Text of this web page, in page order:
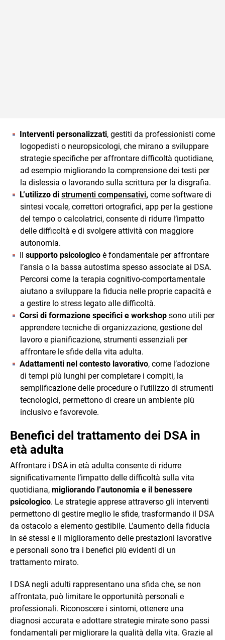
Interventi personalizzati, gestiti da professionisti come
logopedisti o neuropsicologi, che mirano a sviluppare
strategie specifiche per affrontare difficoltà quotidiane,
ad esempio migliorando la comprensione dei testi per
la dislessia o lavorando sulla scrittura per la disgrafia.
L’utilizzo di strumenti compensativi, come software di
sintesi vocale, correttori ortografici, app per la gestione
del tempo o calcolatrici, consente di ridurre l’impatto
delle difficoltà e di svolgere attività con maggiore
autonomia.
Il supporto psicologico è fondamentale per affrontare
l’ansia o la bassa autostima spesso associate ai DSA.
Percorsi come la terapia cognitivo-comportamentale
aiutano a sviluppare la fiducia nelle proprie capacità e
a gestire lo stress legato alle difficoltà.
Corsi di formazione specifici e workshop sono utili per
apprendere tecniche di organizzazione, gestione del
lavoro e pianificazione, strumenti essenziali per
affrontare le sfide della vita adulta.
Adattamenti nel contesto lavorativo, come l’adozione
di tempi più lunghi per completare i compiti, la
semplificazione delle procedure o l’utilizzo di strumenti
tecnologici, permettono di creare un ambiente più
inclusivo e favorevole.
Benefici del trattamento dei DSA in
età adulta
Affrontare i DSA in età adulta consente di ridurre
significativamente l’impatto delle difficoltà sulla vita
quotidiana, migliorando l’autonomia e il benessere
psicologico. Le strategie apprese attraverso gli interventi
permettono di gestire meglio le sfide, trasformando il DSA
da ostacolo a elemento gestibile. L’aumento della fiducia
in sé stessi e il miglioramento delle prestazioni lavorative
e personali sono tra i benefici più evidenti di un
trattamento mirato.
I DSA negli adulti rappresentano una sfida che, se non
affrontata, può limitare le opportunità personali e
professionali. Riconoscere i sintomi, ottenere una
diagnosi accurata e adottare strategie mirate sono passi
fondamentali per migliorare la qualità della vita. Grazie al